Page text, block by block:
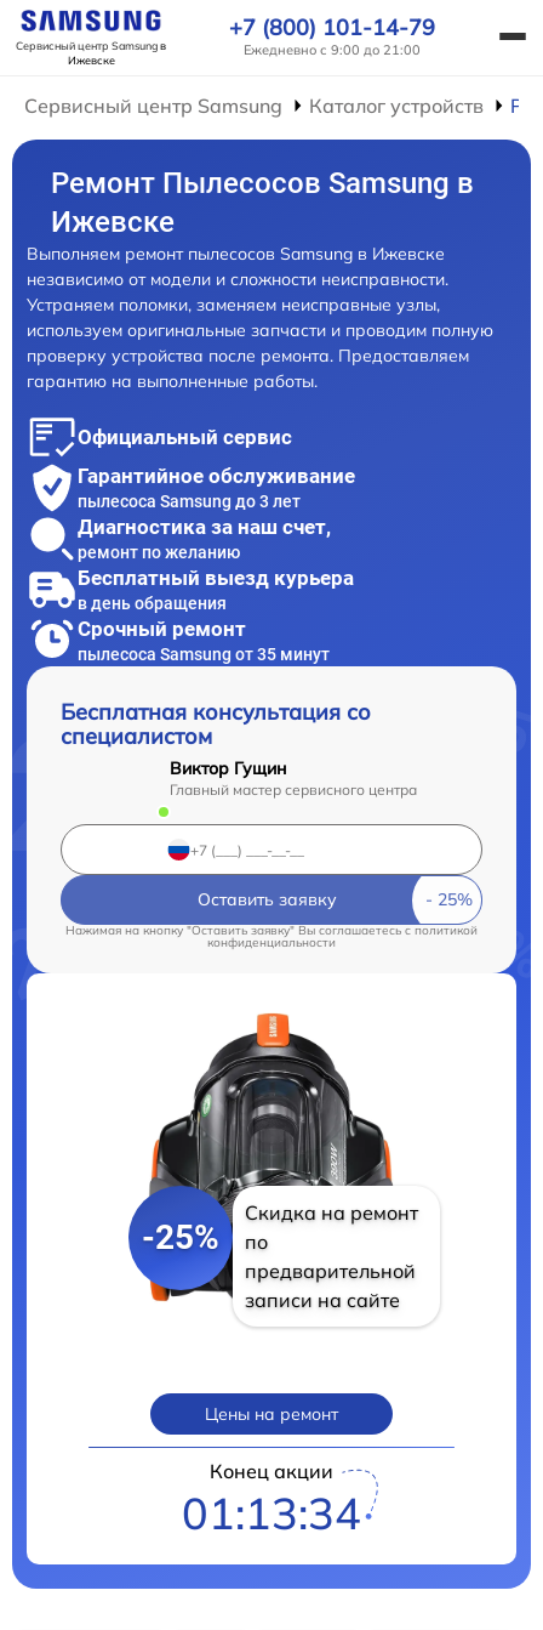
Сервисный центр Samsungв
Ижевске
+7 (800) 101-14-79
Ежедневно с 9:00 до 21:00
Сервисный центр Samsung Каталог устройств
Ремонт Пылесосов Samsung в
Ижевске
Выполняем ремонт пылесосов Samsung в Ижевске
независимо от модели и сложности неисправности.
Устраняем поломки, заменяем неисправные узлы,
используем оригинальные запчасти и проводим полную
проверку устройства после ремонта. Предоставляем
гарантию на выполненные работы.
Официальный сервис
Гарантийное обслуживание
пылесоса Samsung до 3 лет
Диагностика за наш счет,
ремонт по желанию
Бесплатный выезд курьера
в день обращения
Срочный ремонт
пылесоса Samsung от 35 минут
Бесплатная консультация со
специалистом
Виктор Гущин
Главный мастер сервисного центра
Оставить заявку
Нажимая на кнопку "Оставить заявку" Вы соглашаетесь c политикой
конфиденциальности
-25%
Скидка на ремонт
по
предварительной
записи на сайте
Цены на ремонт
Конец акции
01:13:33